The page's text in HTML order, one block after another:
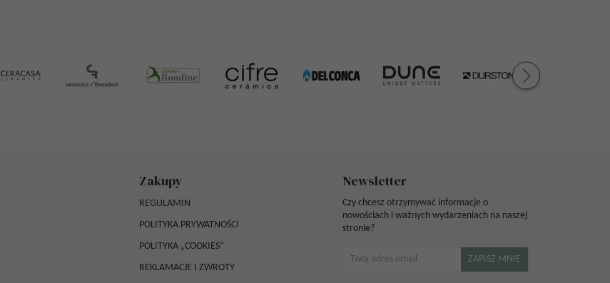
Zakupy
REGULAMIN
POLITYKA PRYWATNOŚCI
POLITYKA „COOKIES”
REKLAMACJE I ZWROTY
Newsletter
Czy chcesz otrzymywać informacje o
nowościach i ważnych wydarzeniach na naszej
stronie?